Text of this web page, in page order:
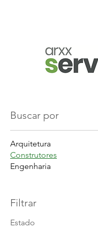
Buscar por
Arquitetura
Construtores
Engenharia
Filtrar
Estado